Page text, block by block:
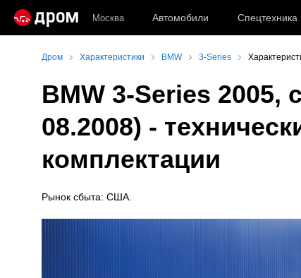
Москва Автомобили Спецтехника
Дром Характеристики BMW 3-Series
BMW 3-Series 2005,
08.2008) -
комплектации
Рынок сбыта: США.